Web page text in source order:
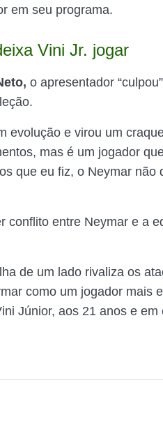
em seu programa.
Vini Jr. jogar
o apresentador
evolução e virou um
mas é um jogador
que eu fiz, o Neymar não
conflito entre Neymar e a
de um lado rivaliza os
como um jogador mais
Júnior, aos 21 anos e em